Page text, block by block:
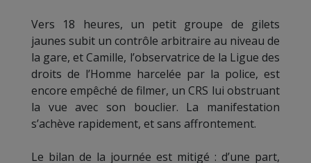
Vers 18 heures, un petit groupe de gilets
jaunes subit un contrôle arbitraire au niveau de
la gare, et Camille, l’observatrice de la Ligue des
droits de l’Homme harcelée par la police, est
encore empêché de filmer, un CRS lui obstruant
la vue avec son bouclier. La manifestation
s’achève rapidement, et sans affrontement.
Le bilan de la journée est mitigé : d’une part,